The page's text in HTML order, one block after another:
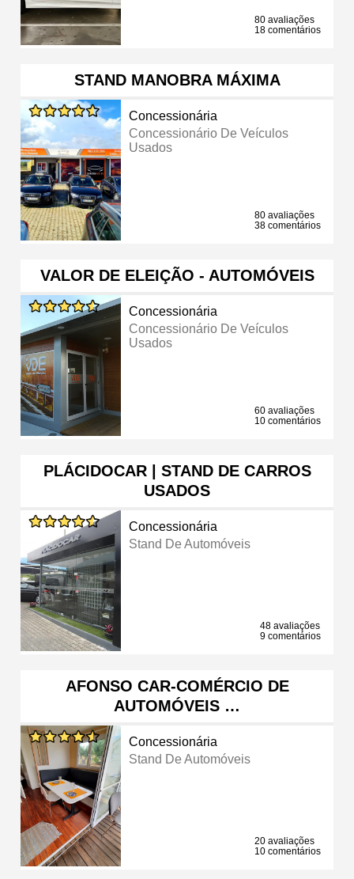
80 avaliações
18 comentários
STAND MANOBRA MÁXIMA
Concessionária
Concessionário De Veículos
Usados
80 avaliações
38 comentários
VALOR DE ELEIÇÃO - AUTOMÓVEIS
Concessionária
Concessionário De Veículos
Usados
60 avaliações
10 comentários
PLÁCIDOCAR | STAND DE CARROS
USADOS
Concessionária
Stand De Automóveis
48 avaliações
9 comentários
AFONSO CAR-COMÉRCIO DE
AUTOMÓVEIS …
Concessionária
Stand De Automóveis
20 avaliações
10 comentários